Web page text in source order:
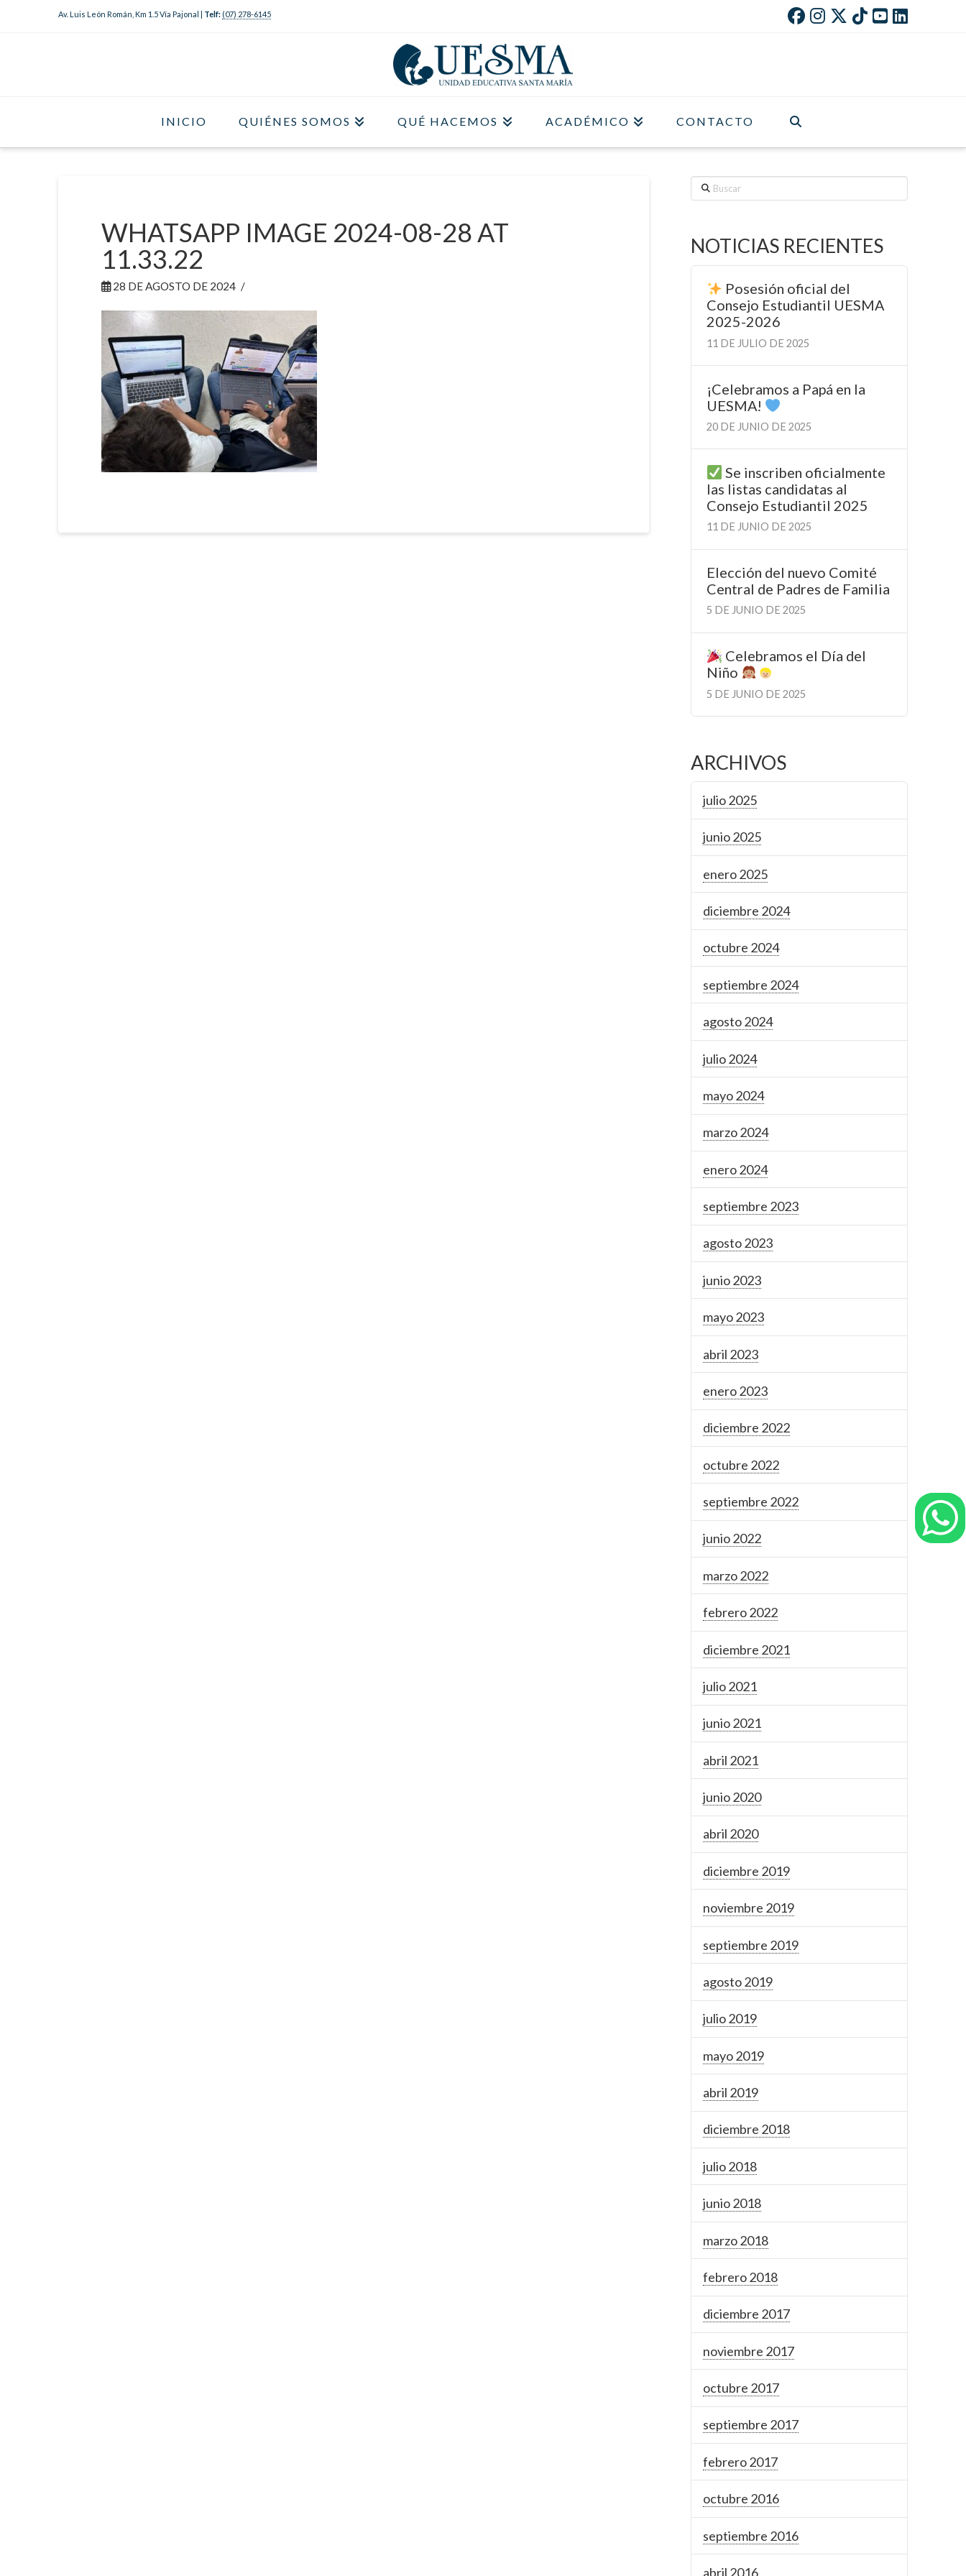
Av. Luis León Román, Km 1.5 Vía Pajonal | Telf: (07) 278-6145
INICIO QUIÉNES SOMOS QUÉ HACEMOS ACADÉMICO CONTACTO
WHATSAPP IMAGE 2024-08-28 AT
11.33.22
28 DE AGOSTO DE 2024
Buscar
NOTICIAS RECIENTES
Posesión oficial del
Consejo Estudiantil UESMA
2025-2026
11 DE JULIO DE 2025
¡Celebramos a Papá en la
UESMA!
20 DE JUNIO DE 2025
Se inscriben oficialmente
las listas candidatas al
Consejo Estudiantil 2025
11 DE JUNIO DE 2025
Elección del nuevo Comité
Central de Padres de Familia
5 DE JUNIO DE 2025
Celebramos el Día del
Niño
5 DE JUNIO DE 2025
ARCHIVOS
julio 2025
junio 2025
enero 2025
diciembre 2024
octubre 2024
septiembre 2024
agosto 2024
julio 2024
mayo 2024
marzo 2024
enero 2024
septiembre 2023
agosto 2023
junio 2023
mayo 2023
abril 2023
enero 2023
diciembre 2022
octubre 2022
septiembre 2022
junio 2022
marzo 2022
febrero 2022
diciembre 2021
julio 2021
junio 2021
abril 2021
junio 2020
abril 2020
diciembre 2019
noviembre 2019
septiembre 2019
agosto 2019
julio 2019
mayo 2019
abril 2019
diciembre 2018
julio 2018
junio 2018
marzo 2018
febrero 2018
diciembre 2017
noviembre 2017
octubre 2017
septiembre 2017
febrero 2017
octubre 2016
septiembre 2016
abril 2016